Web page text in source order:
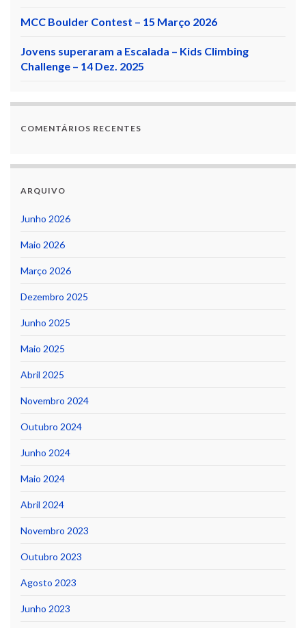
MCC Boulder Contest – 15 Março 2026
Jovens superaram a Escalada – Kids Climbing
Challenge – 14 Dez. 2025
COMENTÁRIOS RECENTES
ARQUIVO
Junho 2026
Maio 2026
Março 2026
Dezembro 2025
Junho 2025
Maio 2025
Abril 2025
Novembro 2024
Outubro 2024
Junho 2024
Maio 2024
Abril 2024
Novembro 2023
Outubro 2023
Agosto 2023
Junho 2023